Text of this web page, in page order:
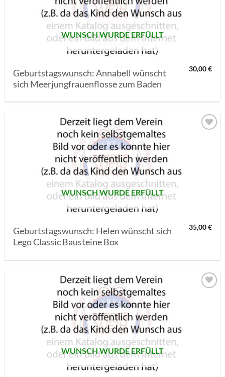
WUNSCH WURDE ERFÜLLT
Geburtstagswunsch: Annabell wünscht
sich Meerjungfrauenflosse zum Baden
30,00€
WUNSCH WURDE ERFÜLLT
Geburtstagswunsch: Helen wünscht sich
Lego Classic Bausteine Box
35,00€
WUNSCH WURDE ERFÜLLT